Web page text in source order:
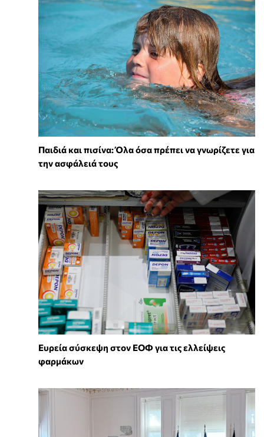
Παιδιά και πισίνα: Όλα όσα πρέπει να γνωρίζετε για
την ασφάλειά τους
Ευρεία σύσκεψη στον ΕΟΦ για τις ελλείψεις
φαρμάκων